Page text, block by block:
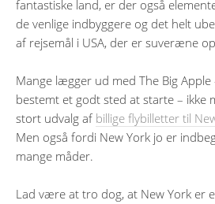
fantastiske land, er der også
de venlige indbyggere og det helt
af rejsemål i USA, der er suveræne
Mange lægger ud med The Big
bestemt et godt sted at starte – ikke
stort udvalg af billige flybilletter til
Men også fordi New York jo er
mange måder.
Lad være at tro dog, at New York er